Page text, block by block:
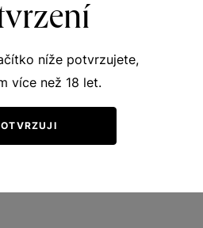
níže potvrzujete,
více než 18 let.